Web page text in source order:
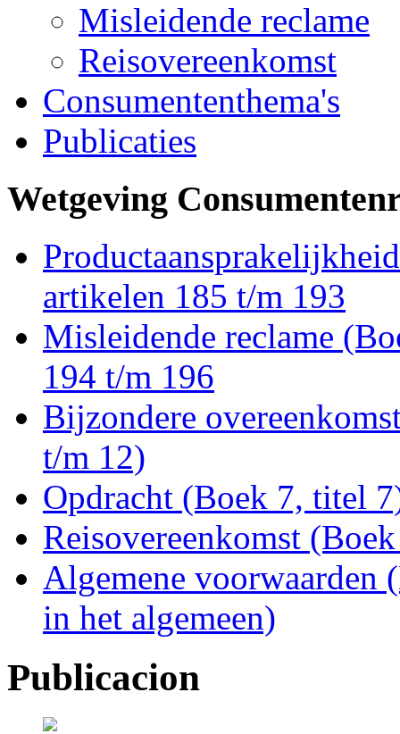
Misleidende reclame
Reisovereenkomst
Consumententhema's
Publicaties
Wetgeving
artikelen 185 t/m 193
Misleidende reclame
194 t/m 196
Bijzondere
t/m 12)
Opdracht (Boek 7, titel
Reisovereenkomst
Algemene voorwaarden
in het algemeen)
Publicacion